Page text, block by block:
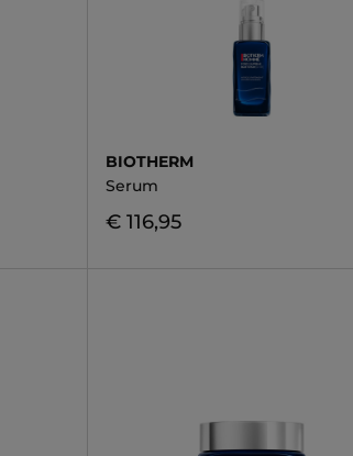
BIOTHERM
Serum
€ 116,95